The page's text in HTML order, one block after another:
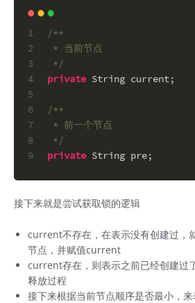
1
2
3
4
5
6
7
8
9
/**
* 当前节点
*/
private String current;
/**
* 前一个节点
*/
private String pre;
接下来就是尝试获取锁的逻辑
current不存在，在表示没有创建过，
节点，并赋值current
current存在，则表示之前已经创建过
释放过程
接下来根据当前节点顺序是否最小，